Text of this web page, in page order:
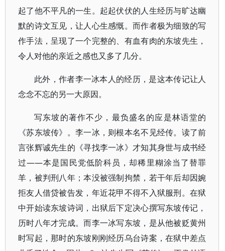
起了他不平凡的一生。起起伏伏的人生经历与旷达幽
默的诗文互见，让人心生感慨。而作者极为细致的写
作手法，呈现了一个完整的、有血有肉的东坡先生，
令人对他的亲近之感也又多了几分。
此外，作者李一冰本人的经历，是这本传记让人
念念不忘的另一大原因。
写东坡的著作不少，最负盛名的应是林语堂的
《苏东坡传》。李一冰，则根本名不见经传。读了前
言张辉诚先生的《寻找李一冰》才知其身世与成书经
过——本是国民党低阶科员，却稀里糊涂当了替罪
羊，被判刑八年；本没被强制拘禁，若干年后却因婉
拒友人借贷被告发，年近花甲不得不入狱服刑。在狱
中开始读东坡诗词，出狱后下定决心撰写东坡传记，
历时八年才完成。而李一冰写东坡，是从他被贬黄州
时写起，那时的东坡刚刚经历乌台诗案，在狱中差点